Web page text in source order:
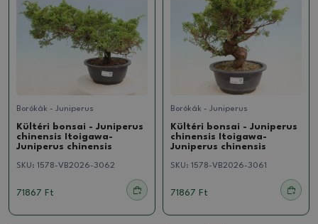
Borókák - Juniperus
Kültéri bonsai - Juniperus
chinensis Itoigawa-
Juniperus chinensis
SKU: 1578-VB2026-3062
71867 Ft
Borókák - Juniperus
Kültéri bonsai - Juniperus
chinensis Itoigawa-
Juniperus chinensis
SKU: 1578-VB2026-3061
71867 Ft